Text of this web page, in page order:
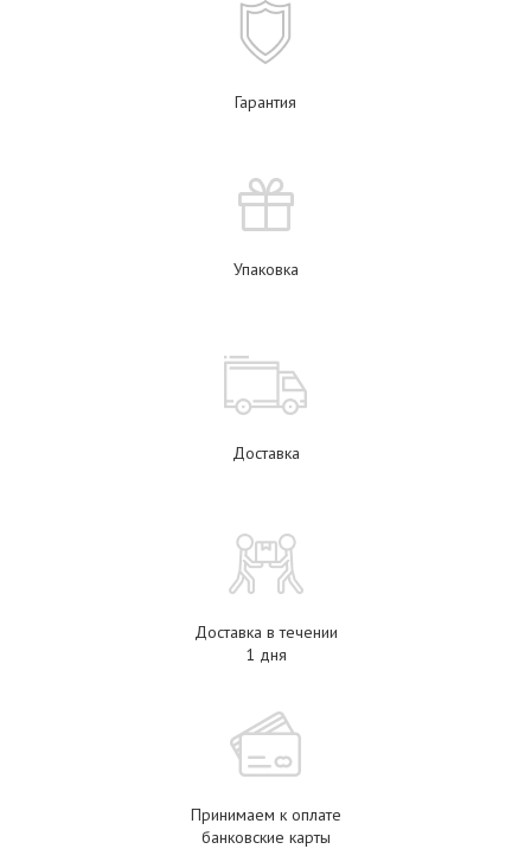
Гарантия
Упаковка
Доставка
Доставка в течении
1 дня
Принимаем к оплате
банковские карты